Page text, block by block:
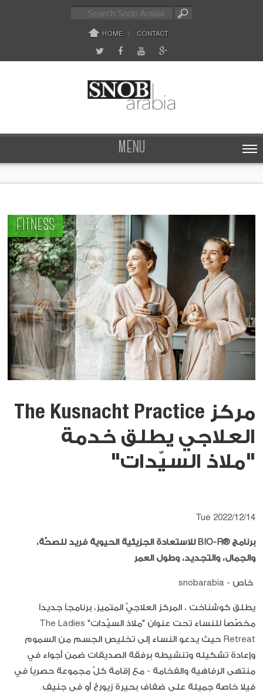
HOME CONTACT
MENU
FITNESS
مركز The Kusnacht Practice
العلاجي يطلق خدمة
"ملاذ السيّدات"
Tue 2022/12/14
برنامج ®BIO-R للاستعادة الجزيئية الحيوية فريد للصحّة،
والجمال، والتجديد، وطول العمر
خاص - snobarabia
يطلق كوشناخت ، المركز العلاجيّ المتميز، برنامجاً جديداً
مخصّصاً للنساء تحت عنوان "ملاذ السيّدات" The Ladies
Retreat حيث يدعو النساء إلى تخليص الجسم من السموم
وإعادة تشكيله وتنشيطه برفقة الصديقات ضمن أجواء في
منتهى الرفاهية والفخامة - مع إقامة كلّ مجموعة حصرياً في
فيلا خاصة جميلة على ضفاف بحيرة زيورخ أو في جنيف.